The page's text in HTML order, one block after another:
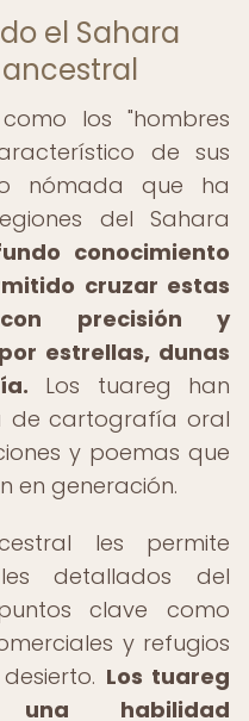
el Sahara
los "hombres
de sus
nómada que ha
del Sahara
conocimiento
cruzar estas
precisión y
estrellas, dunas
Los tuareg han
de cartografía oral
y poemas que
en generación.
les permite
detallados del
clave como
y refugios
Los tuareg
una habilidad